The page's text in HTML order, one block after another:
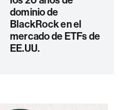
dominio de
BlackRock en el
mercado de ETFs de
EE.UU.